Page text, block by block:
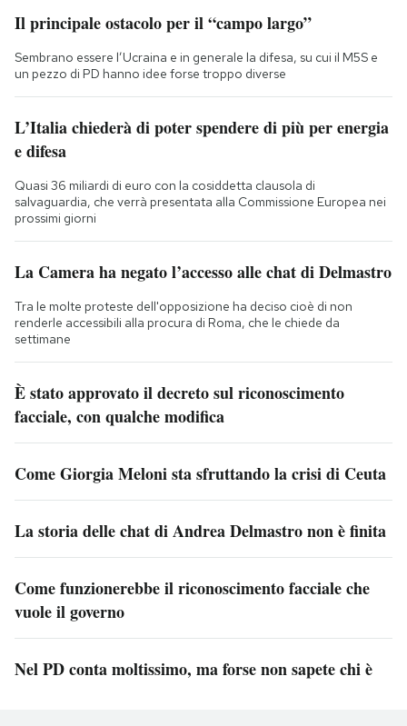
Il principale ostacolo per il “campo largo”
Sembrano essere l’Ucraina e in generale la difesa, su cui il M5S e
un pezzo di PD hanno idee forse troppo diverse
L’Italia chiederà di poter spendere di più per energia
e difesa
Quasi 36 miliardi di euro con la cosiddetta clausola di
salvaguardia, che verrà presentata alla Commissione Europea nei
prossimi giorni
La Camera ha negato l’accesso alle chat di Delmastro
Tra le molte proteste dell'opposizione ha deciso cioè di non
renderle accessibili alla procura di Roma, che le chiede da
settimane
È stato approvato il decreto sul riconoscimento
facciale, con qualche modifica
Come Giorgia Meloni sta sfruttando la crisi di Ceuta
La storia delle chat di Andrea Delmastro non è finita
Come funzionerebbe il riconoscimento facciale che
vuole il governo
Nel PD conta moltissimo, ma forse non sapete chi è